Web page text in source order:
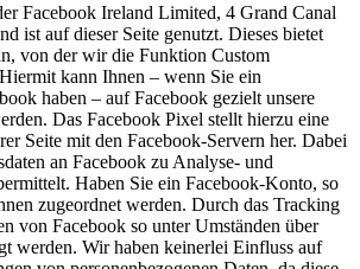
Facebook Ireland Limited, 4 Grand Canal
ist auf dieser Seite genutzt. Dieses bietet
von der wir die Funktion Custom
kann Ihnen – wenn Sie ein
haben – auf Facebook gezielt unsere
Das Facebook Pixel stellt hierzu eine
Seite mit den Facebook-Servern her. Dabei
an Facebook zu Analyse- und
Haben Sie ein Facebook-Konto, so
zugeordnet werden. Durch das Tracking
von Facebook so unter Umständen über
werden. Wir haben keinerlei Einfluss auf